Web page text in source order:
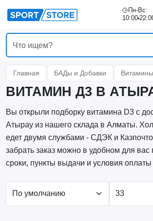
Пн-Вс:
10:00
Главная БАДы и Добавки Витамины
ВИТАМИН Д3 В
Вы открыли подборку витамина D3 с
Атырау из нашего склада в Алматы.
едет двумя службами - СДЭК и
забрать заказ можно в удобном для вас
сроки, пункты выдачи и условия оплаты